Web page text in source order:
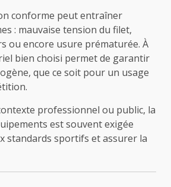
conforme peut entraîner
: mauvaise tension du filet,
ou encore usure prématurée. À
bien choisi permet de garantir
que ce soit pour un usage
professionnel ou public, la
est souvent exigée
standards sportifs et assurer la